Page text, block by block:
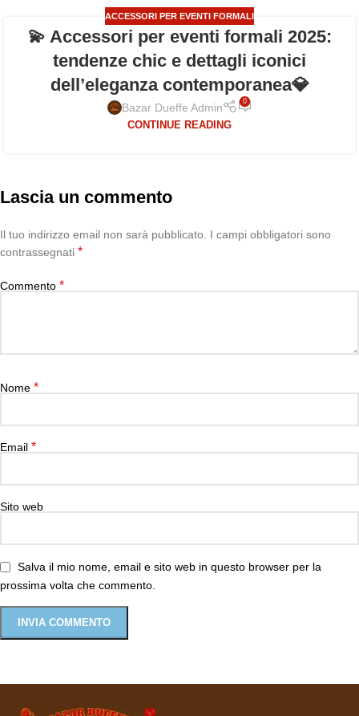
ACCESSORI PER EVENTI FORMALI
💫 Accessori per eventi formali 2025:
tendenze chic e dettagli iconici
dell’eleganza contemporanea💎
Bazar Dueffe Admin 0
CONTINUE READING
Lascia un commento
Il tuo indirizzo email non sarà pubblicato.
I campi obbligatori sono
contrassegnati *
Commento *
Nome *
Email *
Sito web
Salva il mio nome, email e sito web in questo browser per la
prossima volta che commento.